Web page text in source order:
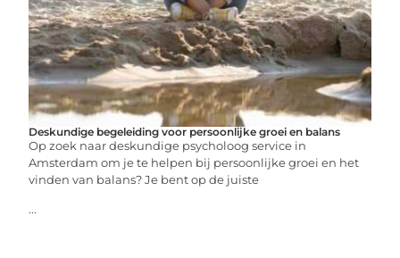
Deskundige begeleiding voor persoonlijke groei en balans
Op zoek naar deskundige psycholoog service in
Amsterdam om je te helpen bij persoonlijke groei en het
vinden van balans? Je bent op de juiste
...